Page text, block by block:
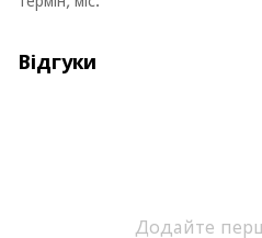
Відгуки
Додайте